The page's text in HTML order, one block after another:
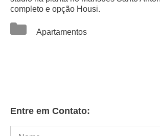
completo e opção Housi.
Apartamentos
Entre em Contato: